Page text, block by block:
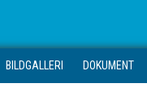
BILDGALLERI DOKUMENT